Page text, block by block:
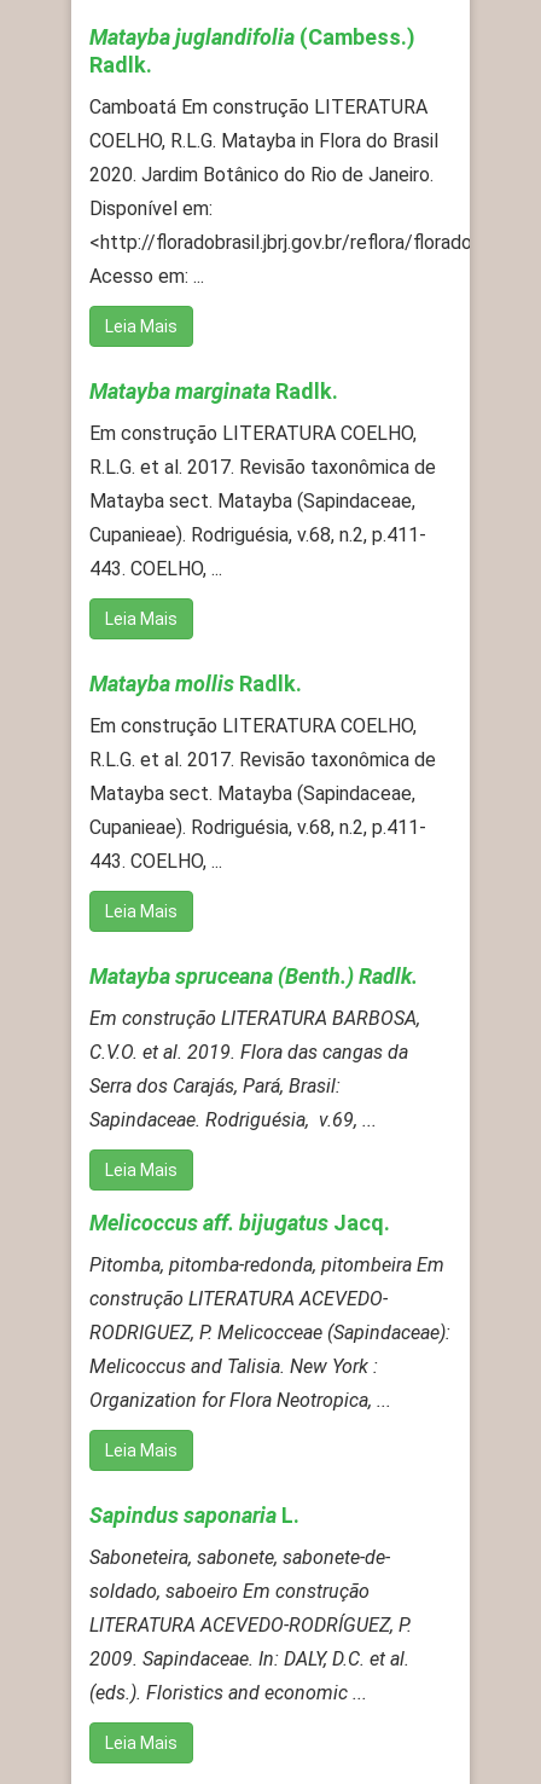
Matayba juglandifolia (Cambess.)
Radlk.
Camboatá Em construção LITERATURA
COELHO, R.L.G. Matayba in Flora do Brasil
2020. Jardim Botânico do Rio de Janeiro.
Disponível em:
<http://floradobrasil.jbrj.gov.br/reflora/floradobrasil/
Acesso em: ...
Leia Mais
Matayba marginata Radlk.
Em construção LITERATURA COELHO,
R.L.G. et al. 2017. Revisão taxonômica de
Matayba sect. Matayba (Sapindaceae,
Cupanieae). Rodriguésia, v.68, n.2, p.411-
443. COELHO, ...
Leia Mais
Matayba mollis Radlk.
Em construção LITERATURA COELHO,
R.L.G. et al. 2017. Revisão taxonômica de
Matayba sect. Matayba (Sapindaceae,
Cupanieae). Rodriguésia, v.68, n.2, p.411-
443. COELHO, ...
Leia Mais
Matayba spruceana (Benth.) Radlk.
Em construção LITERATURA BARBOSA,
C.V.O. et al. 2019. Flora das cangas da
Serra dos Carajás, Pará, Brasil:
Sapindaceae. Rodriguésia, v.69, ...
Leia Mais
Melicoccus aff. bijugatus Jacq.
Pitomba, pitomba-redonda, pitombeira Em
construção LITERATURA ACEVEDO-
RODRIGUEZ, P. Melicocceae (Sapindaceae):
Melicoccus and Talisia. New York :
Organization for Flora Neotropica, ...
Leia Mais
Sapindus saponaria L.
Saboneteira, sabonete, sabonete-de-
soldado, saboeiro Em construção
LITERATURA ACEVEDO-RODRÍGUEZ, P.
2009. Sapindaceae. In: DALY, D.C. et al.
(eds.). Floristics and economic ...
Leia Mais